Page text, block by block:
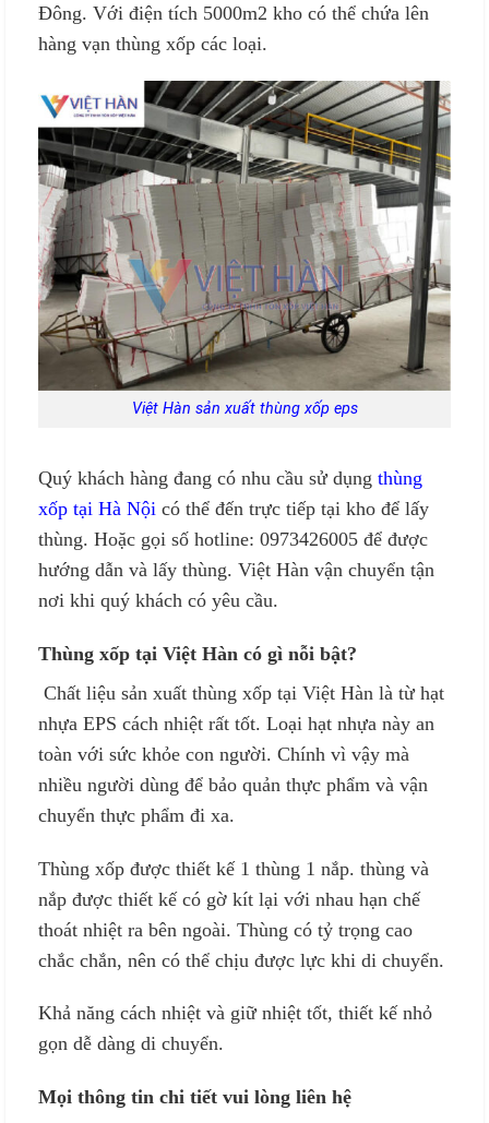
Đông. Với điện tích 5000m2 kho có thể chứa lên
hàng vạn thùng xốp các loại.
Việt Hàn sản xuất thùng xốp eps
Quý khách hàng đang có nhu cầu sử dụng thùng
xốp tại Hà Nội có thể đến trực tiếp tại kho để lấy
thùng. Hoặc gọi số hotline: 0973426005 để được
hướng dẫn và lấy thùng. Việt Hàn vận chuyển tận
nơi khi quý khách có yêu cầu.
Thùng xốp tại Việt Hàn có gì nỗi bật?
Chất liệu sản xuất thùng xốp tại Việt Hàn là từ hạt
nhựa EPS cách nhiệt rất tốt. Loại hạt nhựa này an
toàn với sức khỏe con người. Chính vì vậy mà
nhiều người dùng để bảo quản thực phẩm và vận
chuyển thực phẩm đi xa.
Thùng xốp được thiết kế 1 thùng 1 nắp. thùng và
nắp được thiết kế có gờ kít lại với nhau hạn chế
thoát nhiệt ra bên ngoài. Thùng có tỷ trọng cao
chắc chắn, nên có thể chịu được lực khi di chuyển.
Khả năng cách nhiệt và giữ nhiệt tốt, thiết kế nhỏ
gọn dễ dàng di chuyển.
Mọi thông tin chi tiết vui lòng liên hệ